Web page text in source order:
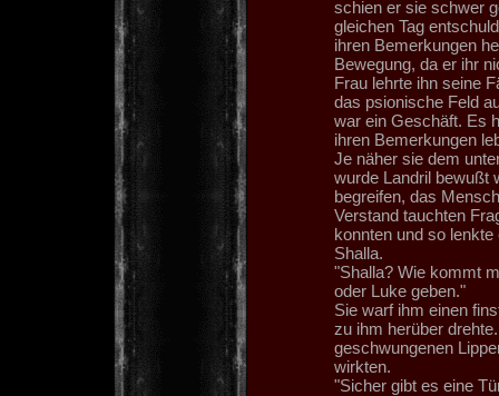
schien er sie schwer
gleichen Tag
ihren Bemerkungen
Bewegung, da er ihr
Frau lehrte ihn seine
das psionische Feld
war ein Geschäft. Es
ihren Bemerkungen
Je näher sie dem
wurde Landril bewußt
begreifen, das
Verstand tauchten
konnten und so
Shalla.
"Shalla? Wie kommt
oder Luke geben."
Sie warf ihm einen
zu ihm herüber
geschwungenen
wirkten.
"Sicher gibt es eine